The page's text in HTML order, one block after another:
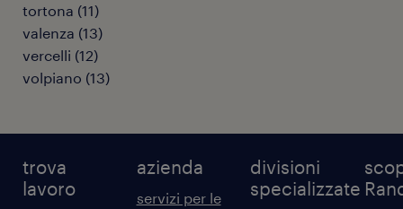
tortona (11)
valenza (13)
vercelli (12)
volpiano (13)
trova
lavoro
azienda
servizi per le
divisioni
specializzate